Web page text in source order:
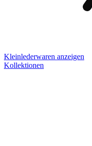
Kleinlederwaren anzeigen
Kollektionen